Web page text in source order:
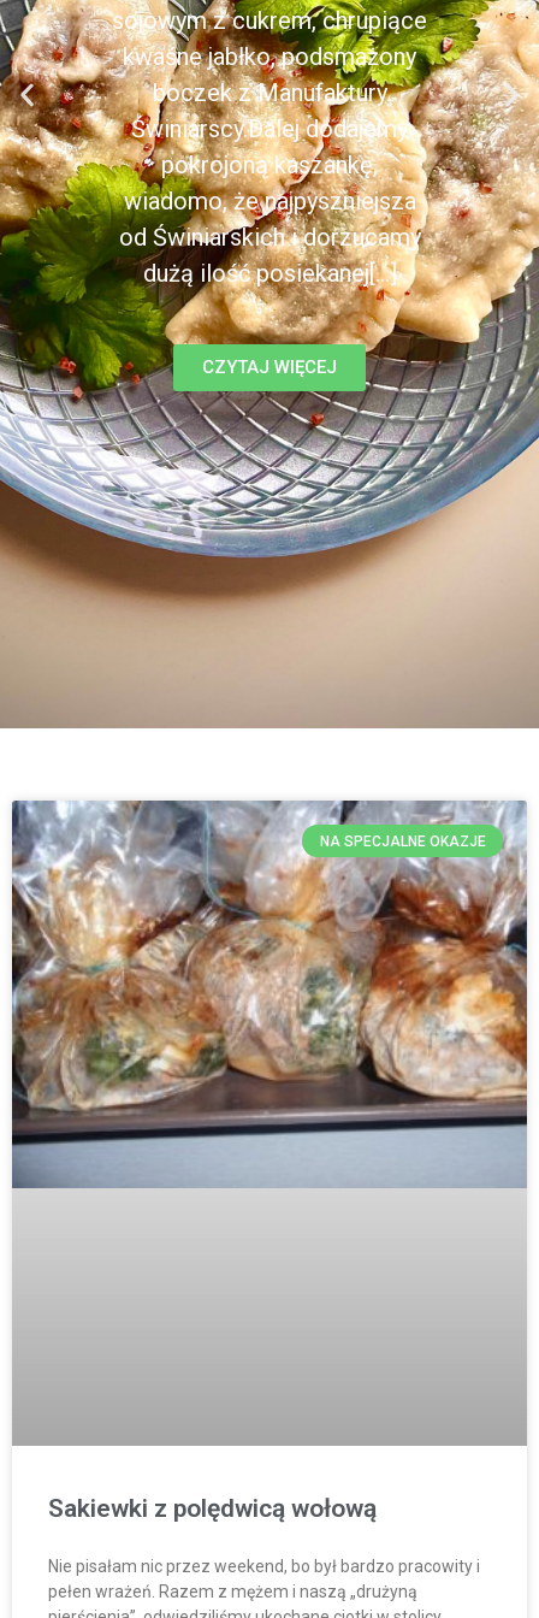
sojowym z cukrem, chrupiące
kwaśne jabłko, podsmażony
boczek z Manufaktury
Świniarscy.Dalej dodajemy
pokrojoną kaszankę,
wiadomo, że najpyszniejsza
od Świniarskich i dorzucamy
dużą ilość posiekanej[...]
CZYTAJ WIĘCEJ
NA SPECJALNE OKAZJE
Sakiewki z polędwicą wołową
Nie pisałam nic przez weekend, bo był bardzo pracowity i
pełen wrażeń. Razem z mężem i naszą „drużyną